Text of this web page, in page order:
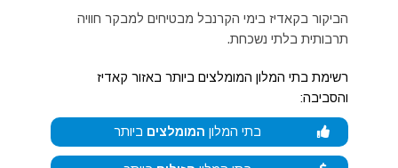
הביקור בקאדיז בימי הקרנבל מבטיחים למבקר חוויה
תרבותית בלתי נשכחת.
רשימת בתי המלון המומלצים ביותר באזור קאדיז
והסביבה:
בתי המלון המומלצים ביותר